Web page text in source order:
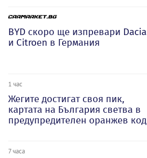
BYD скоро ще изпревари Dacia
и Citroеn в Германия
1 час
Жегите достигат своя пик,
картата на България светва в
предупредителен оранжев код
7 часа